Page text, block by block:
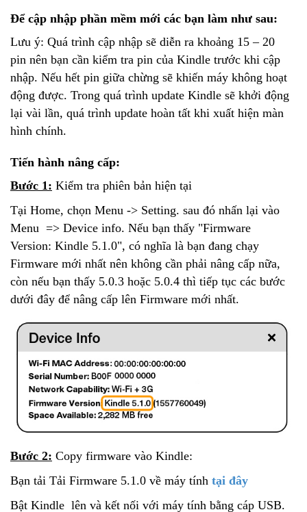
Để cập nhập phần mềm mới các bạn làm như sau:
Lưu ý: Quá trình cập nhập sẽ diễn ra khoảng 15 – 20
pin nên bạn cần kiểm tra pin của Kindle trước khi cập
nhập. Nếu hết pin giữa chừng sẽ khiến máy không hoạt
động được. Trong quá trình update Kindle sẽ khởi động
lại vài lần, quá trình update hoàn tất khi xuất hiện màn
hình chính.
Tiến hành nâng cấp:
Bước 1: Kiểm tra phiên bản hiện tại
Tại Home, chọn Menu -> Setting. sau đó nhấn lại vào
Menu => Device info. Nếu bạn thấy "Firmware
Version: Kindle 5.1.0", có nghĩa là bạn đang chạy
Firmware mới nhất nên không cần phải nâng cấp nữa,
còn nếu bạn thấy 5.0.3 hoặc 5.0.4 thì tiếp tục các bước
dưới đây để nâng cấp lên Firmware mới nhất.
Bước 2: Copy firmware vào Kindle:
Bạn tải Tải Firmware 5.1.0 về máy tính tại đây
Bật Kindle lên và kết nối với máy tính bằng cáp USB.